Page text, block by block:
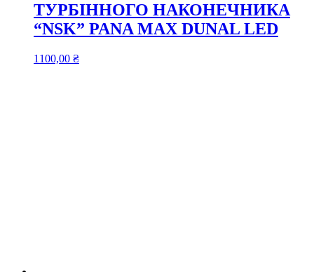
ТУРБІННОГО НАКОНЕЧНИКА
“NSK” PANA MAX DUNAL LED
1100,00 ₴